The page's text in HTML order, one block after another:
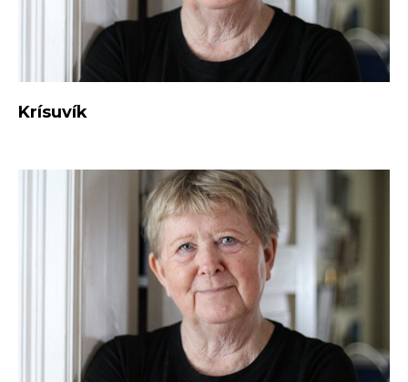
Krísuvík